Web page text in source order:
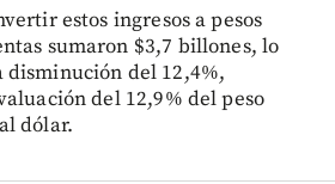
estos ingresos a pesos
sumaron $3,7 billones, lo
disminución del 12,4%,
del 12,9% del peso
dólar.